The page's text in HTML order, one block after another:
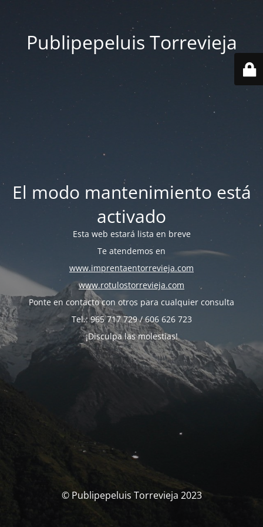
Publipepeluis Torrevieja
El modo mantenimiento está
activado
Esta web estará lista en breve
Te atendemos en
www.imprentaentorrevieja.com
www.rotulostorrevieja.com
Ponte en contacto con otros para cualquier consulta
Tel.: 965 717 729 / 606 626 723
¡Disculpa las molestias!
© Publipepeluis Torrevieja 2023